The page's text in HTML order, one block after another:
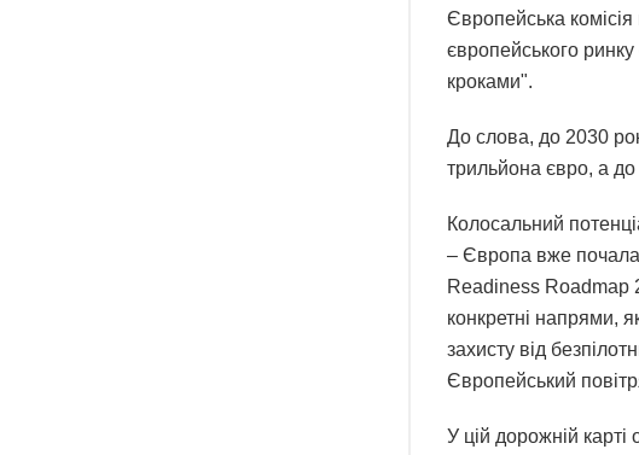
Європейська комісія
європейського
кроками".
До слова, до 2030
трильйона євро, а до
Колосальний
– Європа вже почала
Readiness Roadmap
конкретні напрями,
захисту від
Європейський
У цій дорожній карті